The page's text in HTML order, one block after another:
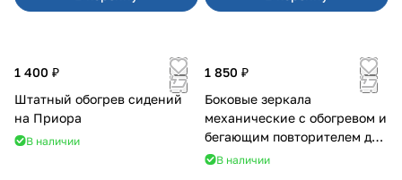
1 400 ₽
Штатный обогрев сидений
на Приора
В наличии
1 850 ₽
Боковые зеркала
механические с обогревом и
бегающим повторителем для
4х4В наличии